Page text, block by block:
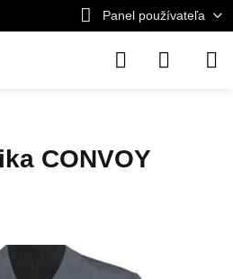
Panel používateľa
CONVOY